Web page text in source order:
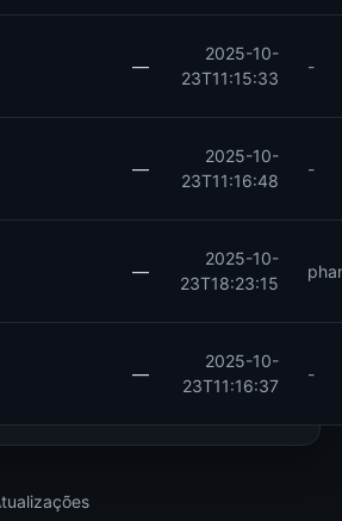
—
2025-10-
23T11:15:33
-
—
2025-10-
23T11:16:48
-
—
2025-10-
23T18:23:15
—
2025-10-
23T11:16:37
-